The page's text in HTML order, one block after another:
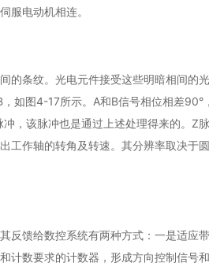
服电动机相连。
的条纹。光电元件接受这些明暗相间的光
如图4-17所示。A和B信号相位相差90°
，该脉冲也是通过上述处理得来的。Z
工作轴的转角及转速。其分辨率取决于
反馈给数控系统有两种方式：一是适应
计数要求的计数器，形成方向控制信号